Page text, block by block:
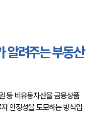
알려주는 부동산
등 비유동자산을 금융상품
안정성을 도모하는 방식입